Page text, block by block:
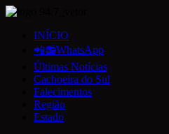
INÍCIO
📲📻WhatsApp
Últimas Notícias
Cachoeira do Sul
Falecimentos
Região
Estado